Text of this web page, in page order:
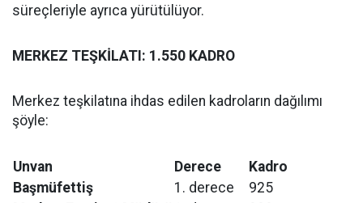
süreçleriyle ayrıca yürütülüyor.
MERKEZ TEŞKİLATI: 1.550 KADRO
Merkez teşkilatına ihdas edilen kadroların dağılımı
şöyle:
Unvan Derece
Kadro
Başmüfettiş
1. derece
925